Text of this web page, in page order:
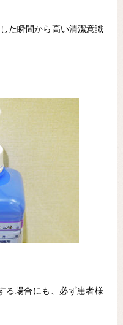
た瞬間から高い清潔意識
る場合にも、必ず患者様